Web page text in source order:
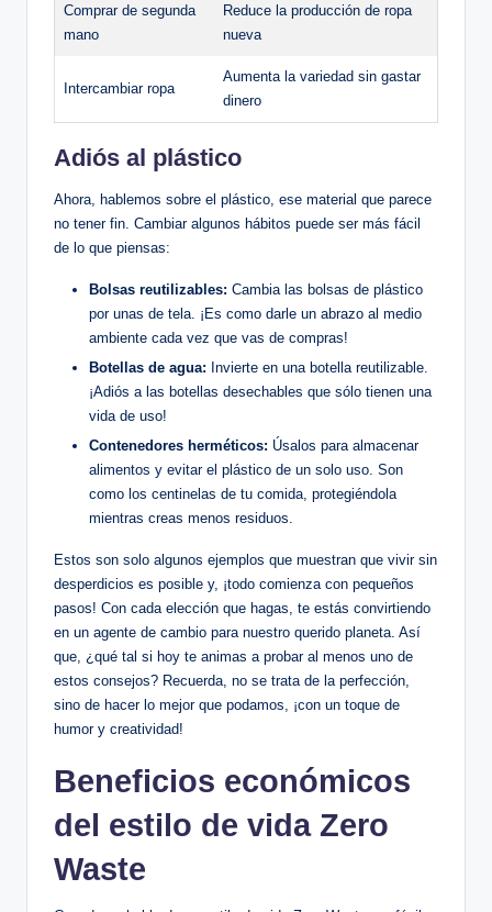
Comprar de segunda
mano
Reduce la producción de ropa
nueva
Intercambiar ropa
Aumenta la variedad sin gastar
dinero
Adiós al plástico
Ahora, hablemos sobre el plástico, ese material que parece
no tener fin. Cambiar algunos hábitos puede ser más fácil
de lo que piensas:
Bolsas reutilizables: Cambia las bolsas de plástico
por unas de tela. ¡Es como darle un abrazo al medio
ambiente cada vez que vas de compras!
Botellas de agua: Invierte en una botella reutilizable.
¡Adiós a las botellas desechables que sólo tienen una
vida de uso!
Contenedores herméticos: Úsalos para almacenar
alimentos y evitar el plástico de un solo uso. Son
como los centinelas de tu comida, protegiéndola
mientras creas menos residuos.
Estos son solo algunos ejemplos que muestran que vivir sin
desperdicios es posible y, ¡todo comienza con pequeños
pasos! Con cada elección que hagas, te estás convirtiendo
en un agente de cambio para nuestro querido planeta. Así
que, ¿qué tal si hoy te animas a probar al menos uno de
estos consejos? Recuerda, no se trata de la perfección,
sino de hacer lo mejor que podamos, ¡con un toque de
humor y creatividad!
Beneficios económicos
del estilo de vida Zero
Waste